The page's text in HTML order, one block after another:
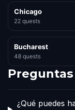
Chicago
22 quests
Bucharest
48 quests
¿Qué puedes